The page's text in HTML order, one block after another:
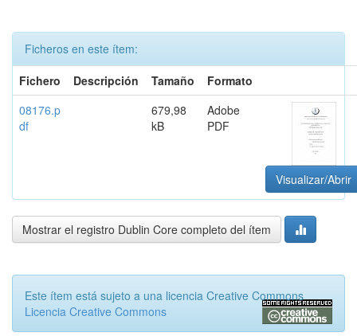
Ficheros en este ítem:
Fichero
Descripción Tamaño
Formato
08176.p
df
679,98
kB
Adobe
PDF
Visualizar/Abrir
Mostrar el registro Dublin Core completo del ítem
Este ítem está sujeto a una licencia Creative Commons
Licencia Creative Commons